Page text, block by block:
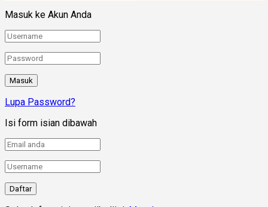
Masuk ke Akun Anda
Lupa Password?
Isi form isian dibawah